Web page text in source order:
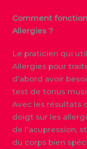
Comment
Allergies ?
Le praticien qui
Allergies pour
d’abord avoir
test de tonus
Avec les résultats
doigt sur les
de l’acupression,
du corps bien